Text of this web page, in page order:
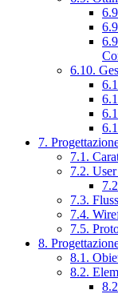
6.10.
7.
7.1.
7.2.
7.3.
7.4.
7.5.
8.
8.1.
8.2.